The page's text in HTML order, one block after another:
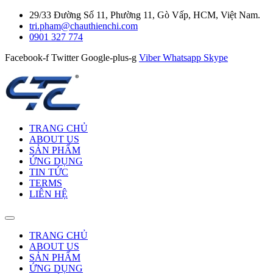
29/33 Đường Số 11, Phường 11, Gò Vấp, HCM, Việt Nam.
tri.pham@chauthienchi.com
0901 327 774
Facebook-f Twitter Google-plus-g Viber Whatsapp Skype
TRANG CHỦ
ABOUT US
SẢN PHẨM
ỨNG DỤNG
TIN TỨC
TERMS
LIÊN HỆ
TRANG CHỦ
ABOUT US
SẢN PHẨM
ỨNG DỤNG